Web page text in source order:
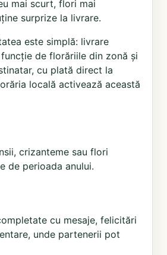
mai scurt, flori mai
surprize la livrare.
este simplă: livrare
de florăriile din zonă și
cu plată direct la
locală activează această
crizanteme sau flori
de perioada anului.
cu mesaje, felicitări
unde partenerii pot